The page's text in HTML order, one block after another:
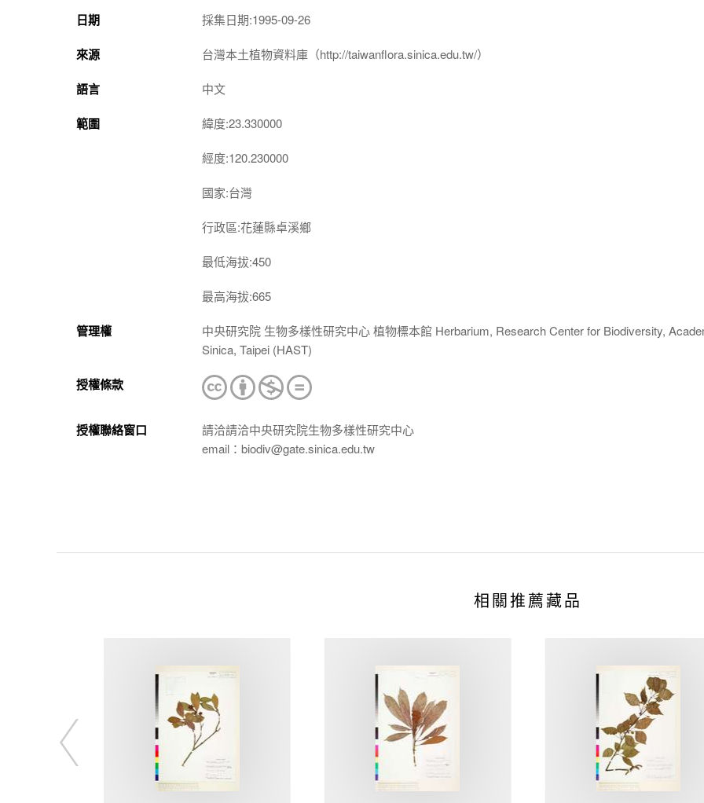
日期 採集日期:1995-09-26
來源 台灣本土植物資料庫（http://taiwanflora.sinica.edu.tw/）
語言 中文
範圍 緯度:23.330000
經度:120.230000
國家:台灣
行政區:花蓮縣卓溪鄉
最低海拔:450
最高海拔:665
管理權
中央研究院 生物多樣性研究中心 植物標本館 Herbarium, Research Center for Biodiversity,
Sinica, Taipei (HAST)
授權條款
授權聯絡窗口
請洽請洽中央研究院生物多樣性研究中心
email：biodiv@gate.sinica.edu.tw
相關推薦藏品